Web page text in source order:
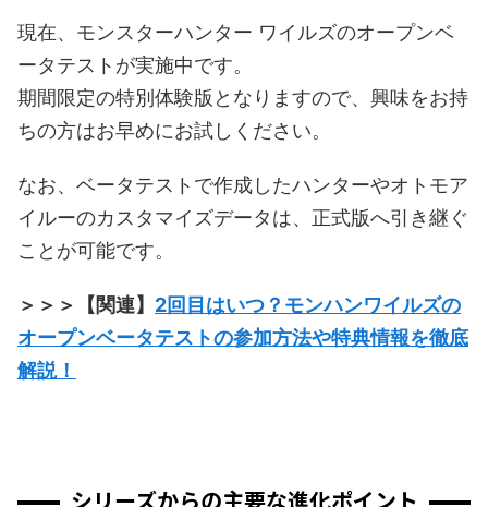
現在、モンスターハンター ワイルズのオープンベ
ータテストが実施中です。
期間限定の特別体験版となりますので、興味をお持
ちの方はお早めにお試しください。
なお、ベータテストで作成したハンターやオトモア
イルーのカスタマイズデータは、正式版へ引き継ぐ
ことが可能です。
＞＞＞【関連】 2回目はいつ？モンハンワイルズの
オープンベータテストの参加方法や特典情報を徹底
解説！
シリーズからの主要な進化ポイント